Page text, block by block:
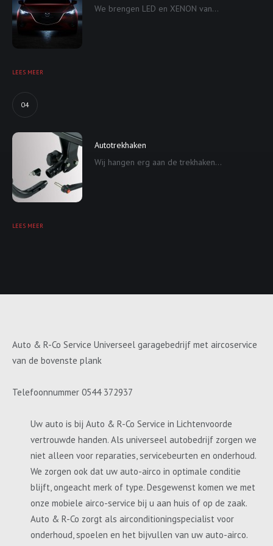
We brengen LED en XENON van...
LEES MEER
04
Autotrekhaken
Wij hangen erg aan de trekhaken...
LEES MEER
Auto & R-Co Service Universeel garagebedrijf met aircoservice
van de bovenste plank
Telefoonnummer 0544 372937
Uw auto is bij Auto & R-Co Service in Lichtenvoorde
vertrouwde handen. Als universeel autobedrijf zorgen we
niet alleen voor reparaties, servicebeurten en onderhoud.
We zorgen ook dat uw auto-airco in optimale conditie
blijft, ongeacht merk of type. Desgewenst komen we met
onze mobiele airco-service bij u aan huis of op de zaak.
Auto & R-Co zorgt als airconditioningspecialist voor
onderhoud, spoelen en het bijvullen van uw auto-airco.